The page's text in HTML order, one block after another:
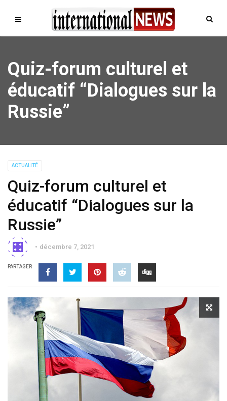
Quiz-forum culturel et
éducatif “Dialogues sur la
Russie”
ACTUALITÉ
Quiz-forum culturel et
éducatif “Dialogues sur la
Russie”
décembre 7, 2021
PARTAGER